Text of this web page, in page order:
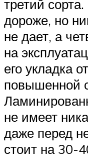
третий
дороже, но
не дает, а
на
его укладка
повышенной
не имеет
даже перед
стоит на 30-